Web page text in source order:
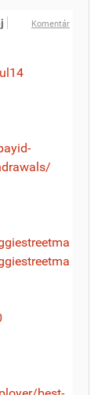
Komentár